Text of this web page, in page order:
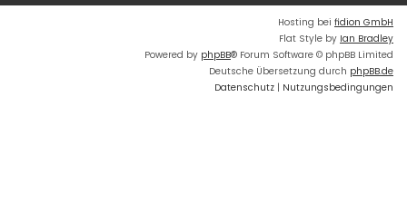
Hosting bei fidion GmbH
Flat Style by Ian Bradley
Powered by phpBB® Forum Software © phpBB Limited
Deutsche Übersetzung durch phpBB.de
Datenschutz | Nutzungsbedingungen